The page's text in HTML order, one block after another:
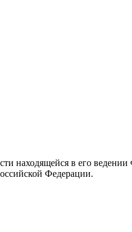
находящейся в его
Федерации.